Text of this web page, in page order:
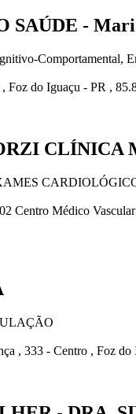
SAÚDE -
Comportamental,
Foz do Iguaçu - PR ,
CLÍNICA
Centro Médico
, 333 - Centro , Foz